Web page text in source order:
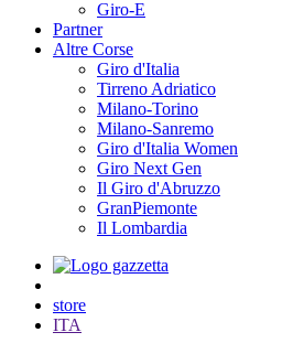
Giro-E
Partner
Altre Corse
Giro d'Italia
Tirreno Adriatico
Milano-Torino
Milano-Sanremo
Giro d'Italia Women
Giro Next Gen
Il Giro d'Abruzzo
GranPiemonte
Il Lombardia
store
ITA